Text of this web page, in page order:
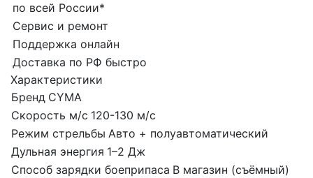
по всей России*
Сервис и ремонт
Поддержка онлайн
Доставка по РФ быстро
Характеристики
Бренд CYMA
Скорость м/с 120-130 м/с
Режим стрельбы Авто + полуавтоматический
Дульная энергия 1–2 Дж
Способ зарядки боеприпаса В магазин (съёмный)